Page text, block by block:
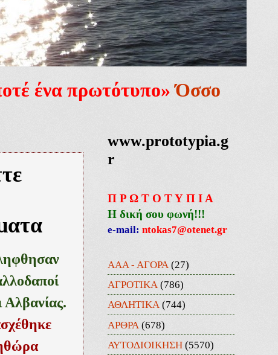
ένα πρωτότυπο» Όσσο
Αλβανίας.
www.prototypia.g
r
Π Ρ Ω Τ Ο Τ Υ Π Ι Α
Η δική σου φωνή!!!
e-mail: ntokas7@otenet.gr
ΑΑΑ - ΑΓΟΡΑ (27)
ΑΓΡΟΤΙΚΑ (786)
ΑΘΛΗΤΙΚΑ (744)
ΑΡΘΡΑ (678)
ΑΥΤΟΔΙΟΙΚΗΣΗ (5570)